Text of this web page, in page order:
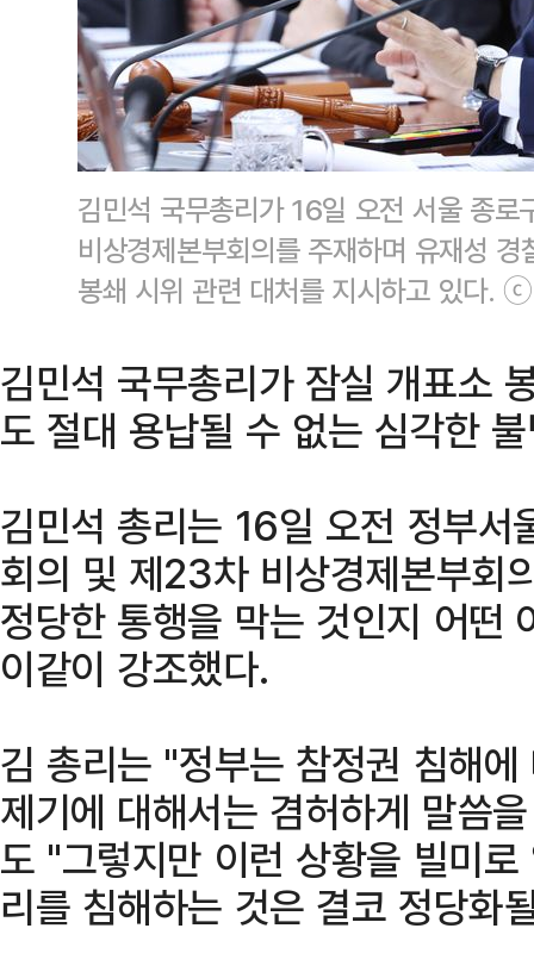
김민석 국무총리가 16일 오전 서울 종로
비상경제본부회의를 주재하며 유재성
봉쇄 시위 관련 대처를 지시하고 있다.
김민석 국무총리가 잠실 개표소
도 절대 용납될 수 없는 심각한
김민석 총리는 16일 오전 정부
회의 및 제23차 비상경제본부회
정당한 통행을 막는 것인지 어떤
이같이 강조했다.
김 총리는 "정부는 참정권 침해
제기에 대해서는 겸허하게 말씀
도 "그렇지만 이런 상황을 빌미
리를 침해하는 것은 결코 정당화